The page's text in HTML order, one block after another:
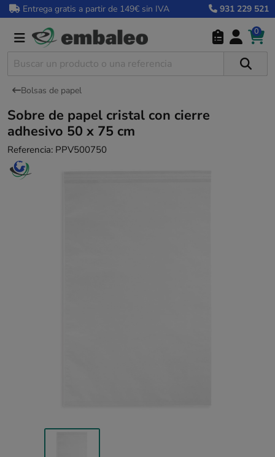
Entrega gratis a partir de 149€ sin IVA 931 229 521
0
Bolsas de papel
Sobre de papel cristal con cierre
adhesivo 50 x 75 cm
Referencia: PPV500750